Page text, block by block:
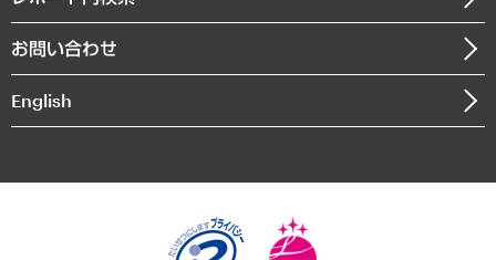
自然資源・農林水産業・食料システム
組織図・本部部室紹介
インドネシア現地法人
個人情報保護方針
お問い合わせ
English